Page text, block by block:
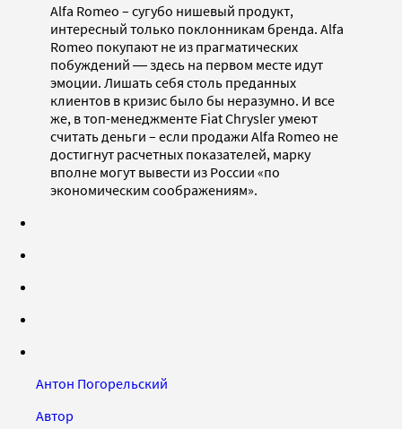
Alfa Romeo – сугубо нишевый продукт,
интересный только поклонникам бренда. Alfa
Romeo покупают не из прагматических
побуждений ― здесь на первом месте идут
эмоции. Лишать себя столь преданных
клиентов в кризис было бы неразумно. И все
же, в топ-менеджменте Fiat Chrysler умеют
считать деньги – если продажи Alfa Romeo не
достигнут расчетных показателей, марку
вполне могут вывести из России «по
экономическим соображениям».
Антон Погорельский
Автор